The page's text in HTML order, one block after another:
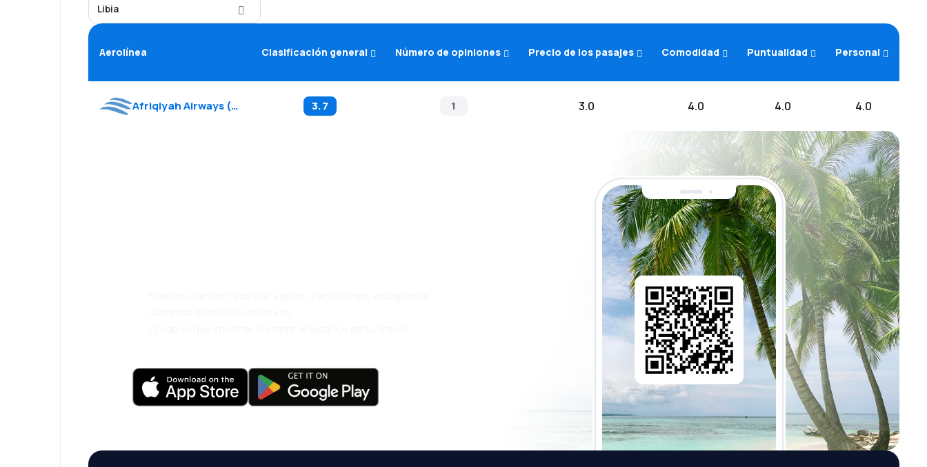
Libia
Aerolínea Clasificación general Número de opiniones Precio de los pasajes Comodidad Puntualidad Personal
Afriqiyah Airways (8U 3.7 1 3.0 4.0 4.0 4.0